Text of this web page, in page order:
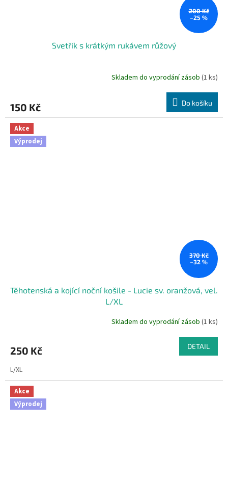
200 Kč
–25 %
Svetřík s krátkým rukávem růžový
Skladem do vyprodání zásob (1 ks)
150 Kč Do košíku
Akce
Výprodej
370 Kč
–32 %
Těhotenská a kojící noční košile - Lucie sv. oranžová, vel.
L/XL
Skladem do vyprodání zásob (1 ks)
250 Kč DETAIL
L/XL
Akce
Výprodej